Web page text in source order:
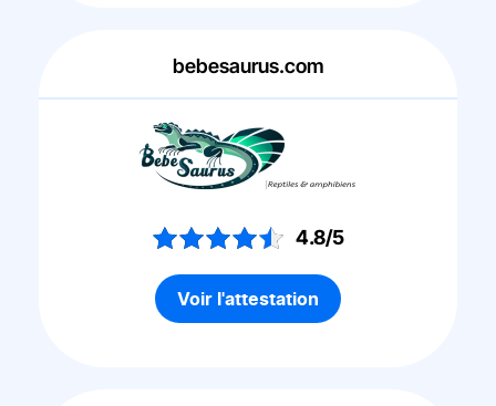
bebesaurus.com
4.8/5
Voir l'attestation